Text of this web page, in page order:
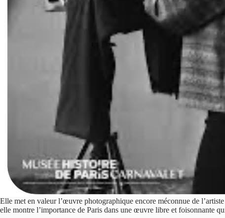
Elle met en valeur l’œuvre photographique encore méconnue de
elle montre l’importance de Paris dans une œuvre libre et foisonnante